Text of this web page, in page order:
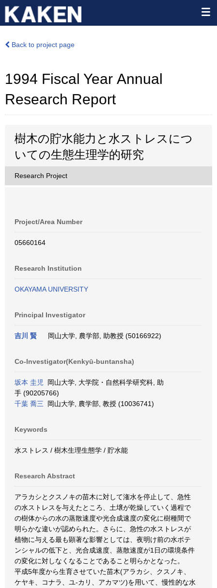
Back to project page
1994 Fiscal Year Annual
Research Report
樹木の貯水能力と水ストレスにつ
いての生態生理学的研究
Research Project
Project/Area Number
05660164
Research Institution
OKAYAMA UNIVERSITY
Principal Investigator
吉川 賢 岡山大学, 農学部, 助教授 (50166922)
Co-Investigator(Kenkyū-buntansha)
坂本 圭児
岡山大学, 大学院・自然科学研究科, 助
手 (90205766)
千葉 喬三 岡山大学, 農学部, 教授 (10036741)
Keywords
水ストレス / 樹木生理生態学 / 貯水能
Research Abstract
アラカシとクスノキの苗木に対して潅水を停止して、急性
の水ストレスを与えたところ、土壌が乾燥していく過程で
の樹体からの水の蒸散速度や光合成速度の変化に樹種間で
明らかな違いが認められた。さらに、急性の水ストレスが
植物に与える最も顕著な影響としては、夜明け前の水ポテ
ンシャルの低下と、光合成速度、蒸散速度が1日の環境条件
の変化に対しなくなることであること明らかとなった。
平成5年度から生育させていた苗木(アラカシ、クスノキ、
ケヤキ、コナラ、ユ-カリ、アカマツ)を用いて、慢性的な水